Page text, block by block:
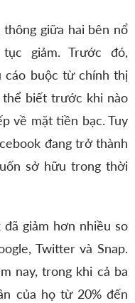
giữa hai bên nổ
giảm. Trước đó,
cáo buộc từ chính thị
biết trước khi nào
về mặt tiền bạc. Tuy
đang trở thành
sở hữu trong thời
giảm hơn nhiều so
Twitter và Snap.
nay, trong khi cả ba
của họ từ 20% đến